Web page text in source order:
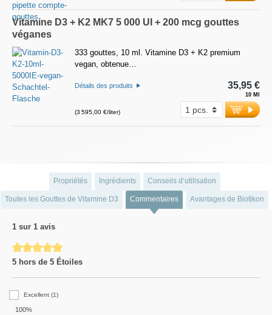
Vitamine D3 + K2 MK7 5 000 UI + 200 mcg gouttes
véganes
333 gouttes, 10 ml. Vitamine D3 + K2 premium
vegan, obtenue…
Détails des produits
(3 595,00 €/liter)
10 Ml
35,95 €
Propriétés Ingrédients Conseils d‘utilisation
Toutes les Gouttes de Vitamine D3 Commentaires Avantages de Biotikon
1 sur 1 avis
Average rating of 5 out of 5 stars
5 hors de 5 Étoiles
Excellent (1)
100%